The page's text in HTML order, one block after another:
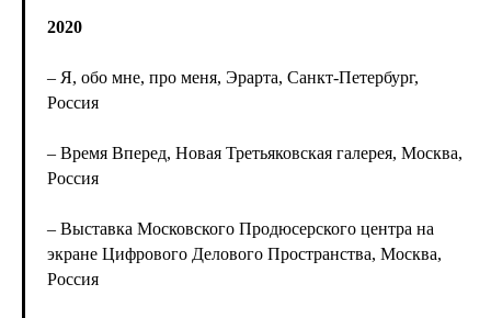
2020
– Я, обо мне, про меня, Эрарта, Санкт-Петербург,
Россия
– Время Вперед, Новая Третьяковская галерея, Москва,
Россия
– Выставка Московского Продюсерского центра на
экране Цифрового Делового Пространства, Москва,
Россия